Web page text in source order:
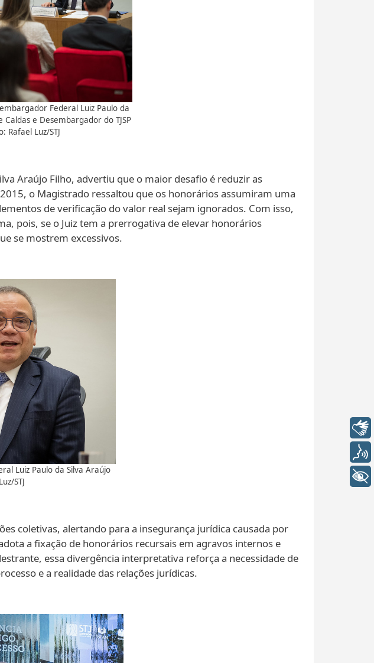
Federal Luiz Paulo da
e Desembargador do TJSP
Rafael Luz/STJ
Araújo Filho, advertiu que o maior desafio é reduzir as
o Magistrado ressaltou que os honorários assumiram uma
de verificação do valor real sejam ignorados. Com isso,
pois, se o Juiz tem a prerrogativa de elevar honorários
se mostrem excessivos.
Luiz Paulo da Silva Araújo
STJ
coletivas, alertando para a insegurança jurídica causada por
a fixação de honorários recursais em agravos internos e
essa divergência interpretativa reforça a necessidade de
e a realidade das relações jurídicas.